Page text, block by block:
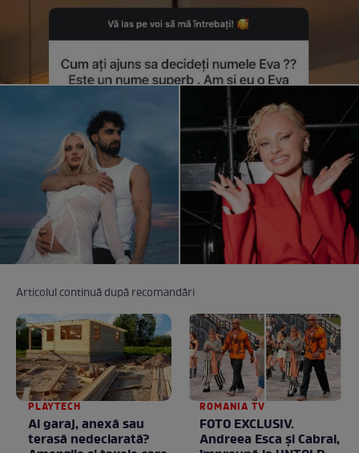
Articolul continuă după recomandări
PLAYTECH
Ai garaj, anexă sau
terasă nedeclarată?
ROMANIA TV
FOTO EXCLUSIV.
Andreea Esca şi Cabral,